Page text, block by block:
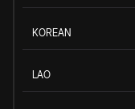
KOREAN
LAO